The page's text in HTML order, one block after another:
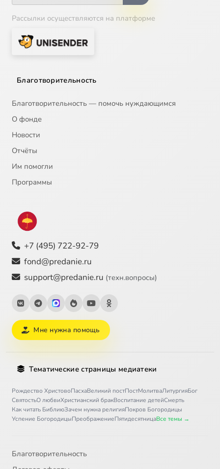
Рассылки осуществляются на платформе
Благотворительность
Благотворительность — помочь нуждающимся
О фонде
Новости
Отчёты
Им помогли
Программы
+7 (495) 722-92-79
fond@predanie.ru
support@predanie.ru (техн.вопросы)
Мне нужна помощь
Тематические страницы медиатеки
Рождество ХристовоПасхаВеликий постПостМолитваЛитургияБог
СвятостьО любвиХристианский бракВоспитание детейСмерть
Как читать БиблиюЗачем нужна религияПокров Богородицы
Успение БогородицыПреображениеПятидесятницаВсе темы →
Благотворительность